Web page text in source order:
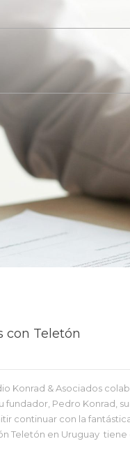
con Teletón
Konrad & Asociados
fundador, Pedro Konrad,
continuar con la
Teletón en Uruguay tiene